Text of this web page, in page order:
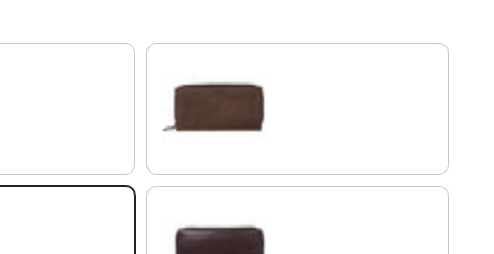
matt - braun